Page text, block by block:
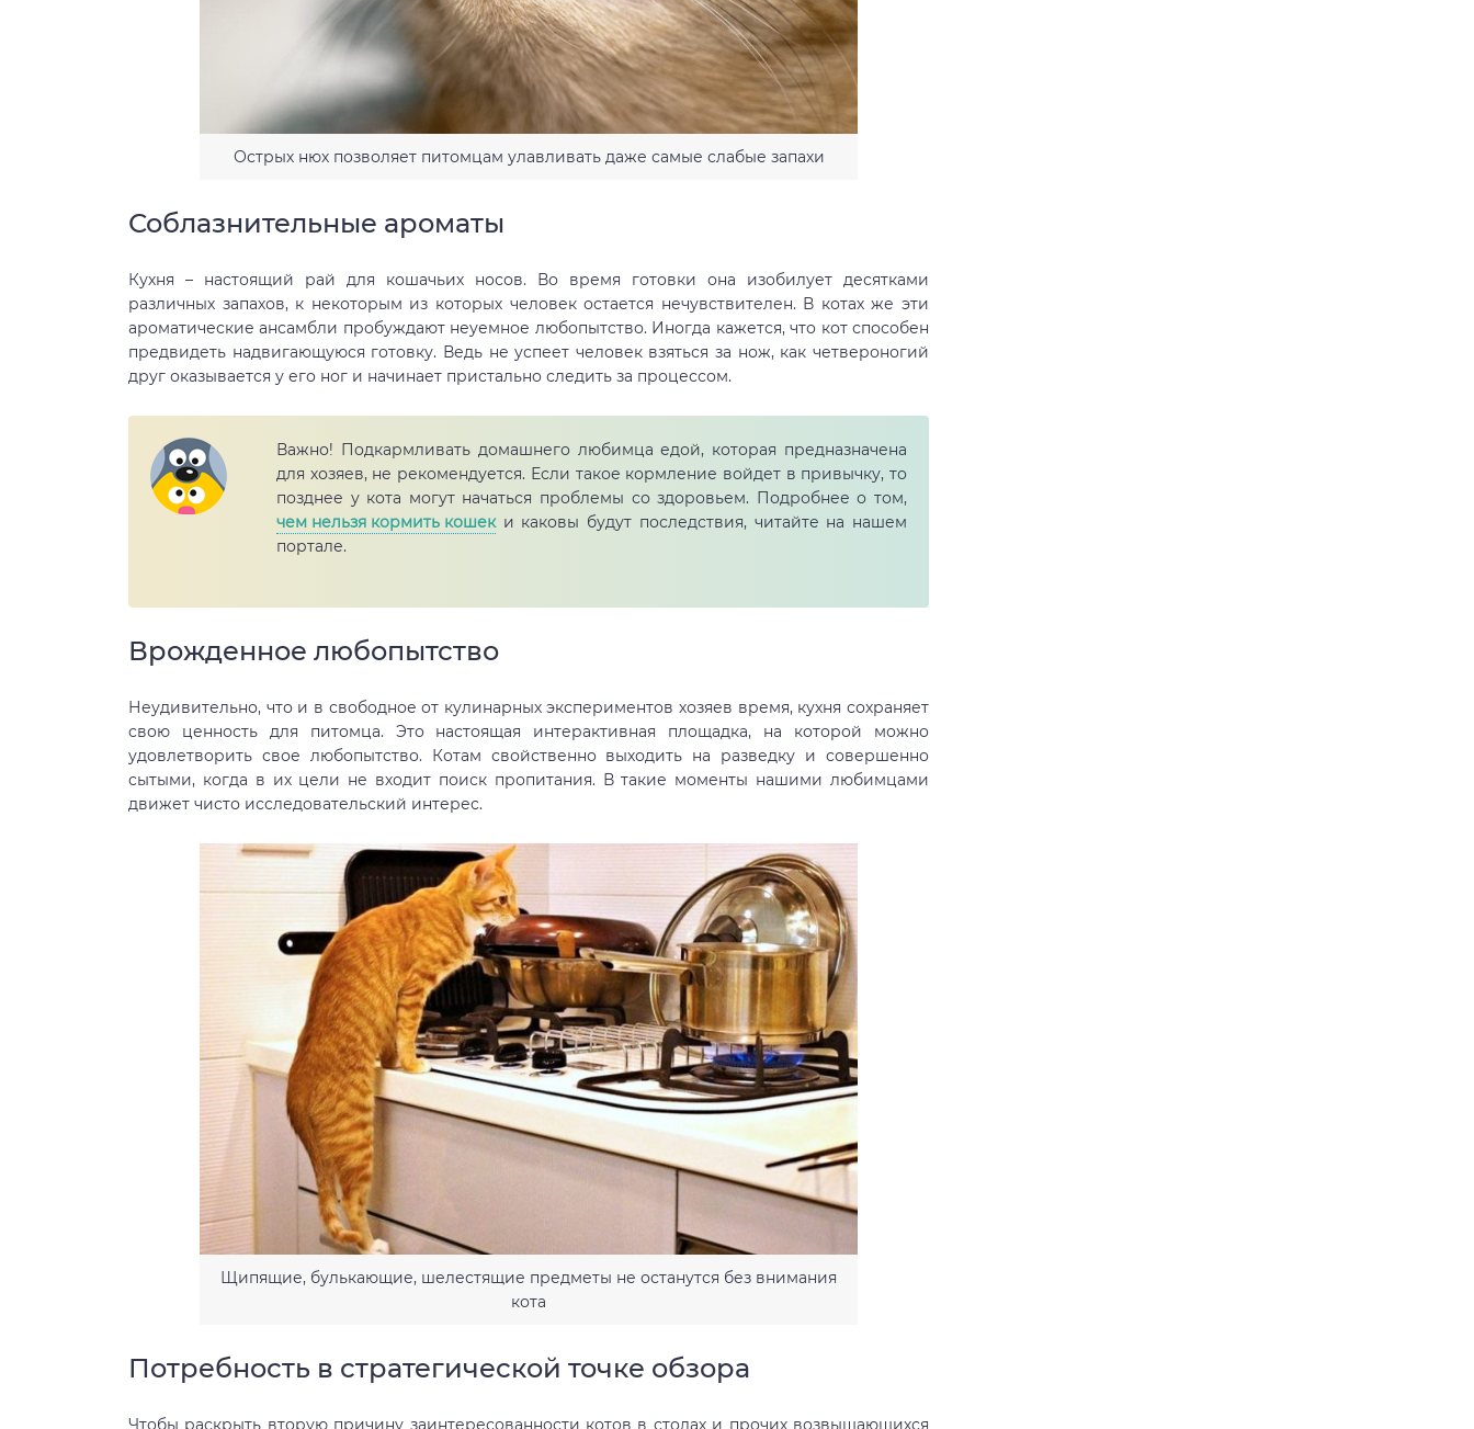
Острых нюх позволяет питомцам улавливать даже самые слабые запахи
Соблазнительные ароматы
Кухня – настоящий рай для кошачьих носов. Во время готовки она изобилует десятками
различных запахов, к некоторым из которых человек остается нечувствителен. В котах же эти
ароматические ансамбли пробуждают неуемное любопытство. Иногда кажется, что кот способен
предвидеть надвигающуюся готовку. Ведь не успеет человек взяться за нож, как четвероногий
друг оказывается у его ног и начинает пристально следить за процессом.
Важно! Подкармливать домашнего любимца едой, которая предназначена
для хозяев, не рекомендуется. Если такое кормление войдет в привычку, то
позднее у кота могут начаться проблемы со здоровьем. Подробнее о том,
чем нельзя кормить кошеки каковы будут последствия, читайте на нашем
портале.
Врожденное любопытство
Неудивительно, что и в свободное от кулинарных экспериментов хозяев время, кухня сохраняет
свою ценность для питомца. Это настоящая интерактивная площадка, на которой можно
удовлетворить свое любопытство. Котам свойственно выходить на разведку и совершенно
сытыми, когда в их цели не входит поиск пропитания. В такие моменты нашими любимцами
движет чисто исследовательский интерес.
Щипящие, булькающие, шелестящие предметы не останутся без внимания
кота
Потребность в стратегической точке обзора
Чтобы раскрыть вторую причину заинтересованности котов в столах и прочих возвышающихся